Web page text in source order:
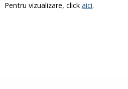
Pentru vizualizare, clickaici.